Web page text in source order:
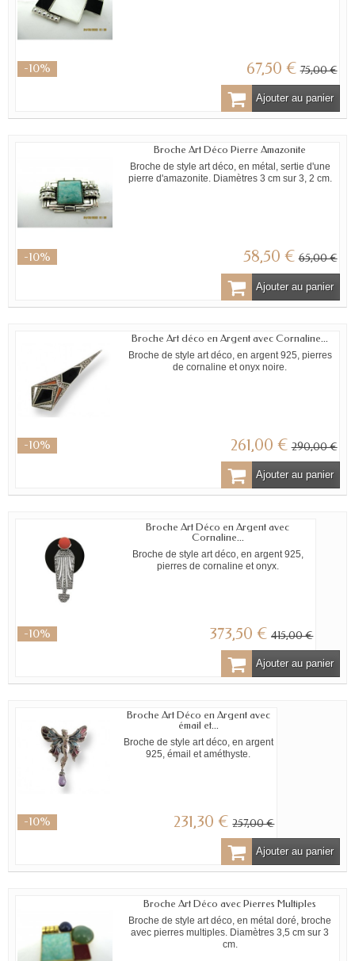
-10% 67,50 € 75,00 €
Ajouter au panier
Broche Art Déco Pierre Amazonite
Broche de style art déco, en métal, sertie d'une
pierre d'amazonite. Diamètres 3 cm sur 3, 2 cm.
-10% 58,50 € 65,00 €
Ajouter au panier
Broche Art déco en Argent avec Cornaline...
Broche de style art déco, en argent 925, pierres
de cornaline et onyx noire.
-10% 261,00 € 290,00 €
Ajouter au panier
Broche Art Déco en Argent avec
Cornaline...
Broche de style art déco, en argent 925,
pierres de cornaline et onyx.
-10% 373,50 € 415,00 €
Ajouter au panier
Broche Art Déco en Argent avec
émail et...
Broche de style art déco, en argent
925, émail et améthyste.
-10% 231,30 € 257,00 €
Ajouter au panier
Broche Art Déco avec Pierres Multiples
Broche de style art déco, en métal doré, broche
avec pierres multiples. Diamètres 3,5 cm sur 3
cm.